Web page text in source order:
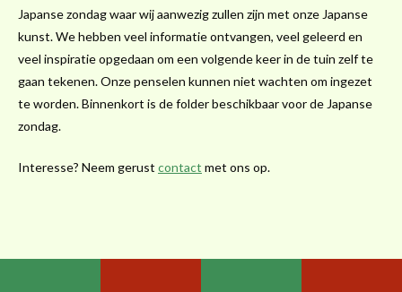
Japanse zondag waar wij aanwezig zullen zijn met onze Japanse
kunst. We hebben veel informatie ontvangen, veel geleerd en
veel inspiratie opgedaan om een volgende keer in de tuin zelf te
gaan tekenen. Onze penselen kunnen niet wachten om ingezet
te worden. Binnenkort is de folder beschikbaar voor de Japanse
zondag.
Interesse? Neem gerust contact met ons op.